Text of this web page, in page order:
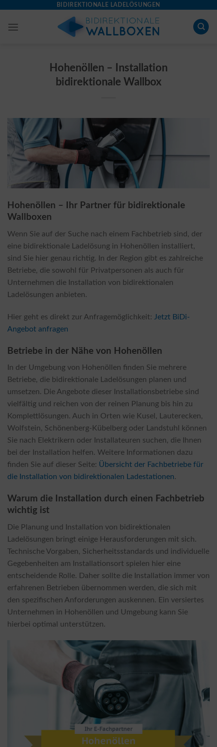
content
BIDIREKTIONALE LADELÖSUNGEN
Hohenöllen – Installation
bidirektionale Wallbox
Hohenöllen – Ihr Partner für bidirektionale
Wallboxen
Wenn Sie auf der Suche nach einem Fachbetrieb sind, der
eine bidirektionale Ladelösung in Hohenöllen installiert,
sind Sie hier genau richtig. In der Region gibt es zahlreiche
Betriebe, die sowohl für Privatpersonen als auch für
Unternehmen die Installation von bidirektionalen
Ladelösungen anbieten.
Hier geht es direkt zur Anfragemöglichkeit: Jetzt BiDi-
Angebot anfragen
Betriebe in der Nähe von Hohenöllen
In der Umgebung von Hohenöllen finden Sie mehrere
Betriebe, die bidirektionale Ladelösungen planen und
umsetzen. Die Angebote dieser Installationsbetriebe sind
vielfältig und reichen von der reinen Planung bis hin zu
Komplettlösungen. Auch in Orten wie Kusel, Lauterecken,
Wolfstein, Schönenberg-Kübelberg oder Landstuhl können
Sie nach Elektrikern oder Installateuren suchen, die Ihnen
bei der Installation helfen. Weitere Informationen dazu
finden Sie auf dieser Seite: Übersicht der Fachbetriebe für
die Installation von bidirektionalen Ladestationen.
Warum die Installation durch einen Fachbetrieb
wichtig ist
Die Planung und Installation von bidirektionalen
Ladelösungen bringt einige Herausforderungen mit sich.
Technische Vorgaben, Sicherheitsstandards und individuelle
Gegebenheiten am Installationsort spielen hier eine
entscheidende Rolle. Daher sollte die Installation immer von
erfahrenen Betrieben übernommen werden, die sich mit
den spezifischen Anforderungen auskennen. Ein versiertes
Unternehmen in Hohenöllen und Umgebung kann Sie
hierbei optimal unterstützen.